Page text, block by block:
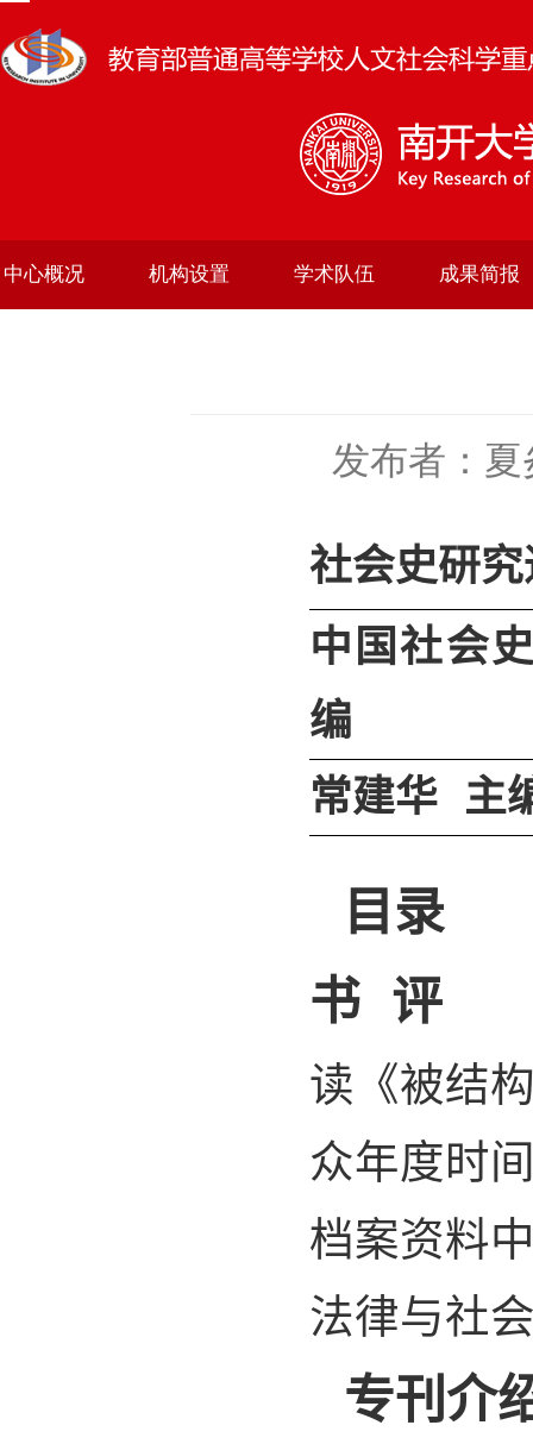
中心概况 机构设置 学术队伍 成果简报
发布者：夏
社会史研
中国社会
编
常建华 主
目录
书 评
读《被结
众年度
档案资料
法律与
专刊介